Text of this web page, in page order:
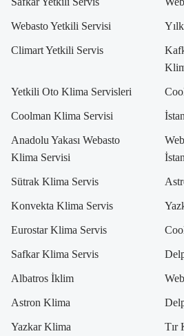
Webasto Yetkili Servisi
Climart Yetkili Servis
Yetkili Oto Klima Servisleri
Coolman Klima Servisi
Anadolu Yakası Webasto
Klima Servisi
Sütrak Klima Servis
Konvekta Klima Servis
Eurostar Klima Servis
Safkar Klima Servis
Albatros İklim
Astron Klima
Yazkar Klima Tır